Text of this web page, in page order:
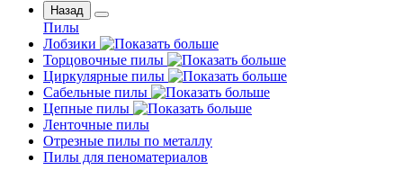
Назад
Пилы
Лобзики
Торцовочные пилы
Циркулярные пилы
Сабельные пилы
Цепные пилы
Ленточные пилы
Отрезные пилы по металлу
Пилы для пеноматериалов